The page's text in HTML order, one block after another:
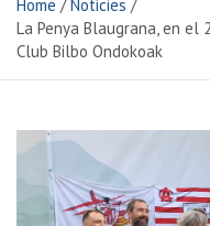
Home
Noticies
La Penya Blaugrana, en
Club Bilbo Ondokoak